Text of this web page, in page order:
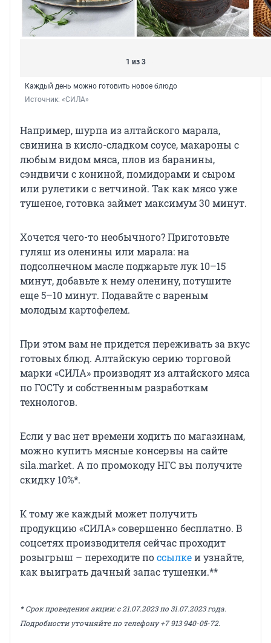
1 из 3
Каждый день можно готовить новое блюдо
Источник: «СИЛА»
Например, шурпа из алтайского марала,
свинина в кисло-сладком соусе, макароны с
любым видом мяса, плов из баранины,
сэндвичи с кониной, помидорами и сыром
или рулетики с ветчиной. Так как мясо уже
тушеное, готовка займет максимум 30 минут.
Хочется чего-то необычного? Приготовьте
гуляш из оленины или марала: на
подсолнечном масле поджарьте лук 10–15
минут, добавьте к нему оленину, потушите
еще 5–10 минут. Подавайте с вареным
молодым картофелем.
При этом вам не придется переживать за вкус
готовых блюд. Алтайскую серию торговой
марки «СИЛА» производят из алтайского мяса
по ГОСТу и собственным разработкам
технологов.
Если у вас нет времени ходить по магазинам,
можно купить мясные консервы на сайте
sila.market. А по промокоду НГС вы получите
скидку 10%*.
К тому же каждый может получить
продукцию «СИЛА» совершенно бесплатно. В
соцсетях производителя сейчас проходит
розыгрыш – переходите поссылкеи узнайте,
как выиграть дачный запас тушенки.**
* Срок проведения акции: с 21.07.2023 по 31.07.2023 года.
Подробности уточняйте по телефону +7 913 940-05-72.